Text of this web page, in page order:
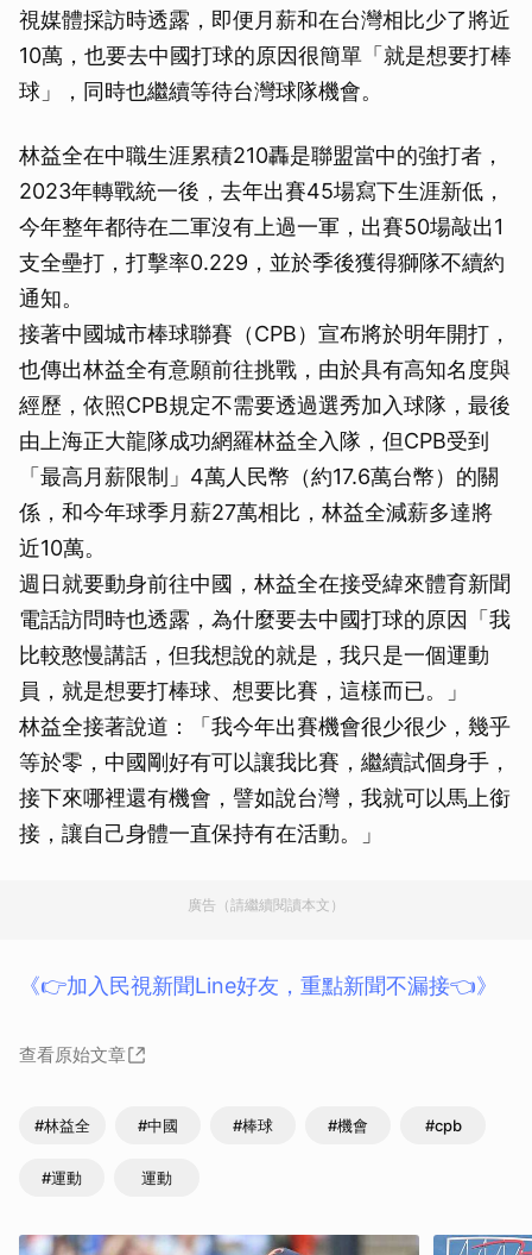
視媒體採訪時透露，即便月薪和在台灣相比少了將近
10萬，也要去中國打球的原因很簡單「就是想要打棒
球」，同時也繼續等待台灣球隊機會。
林益全在中職生涯累積210轟是聯盟當中的強打者，
2023年轉戰統一後，去年出賽45場寫下生涯新低，
今年整年都待在二軍沒有上過一軍，出賽50場敲出1
支全壘打，打擊率0.229，並於季後獲得獅隊不續約
通知。
接著中國城市棒球聯賽（CPB）宣布將於明年開打，
也傳出林益全有意願前往挑戰，由於具有高知名度與
經歷，依照CPB規定不需要透過選秀加入球隊，最後
由上海正大龍隊成功網羅林益全入隊，但CPB受到
「最高月薪限制」4萬人民幣（約17.6萬台幣）的關
係，和今年球季月薪27萬相比，林益全減薪多達將
近10萬。
週日就要動身前往中國，林益全在接受緯來體育新聞
電話訪問時也透露，為什麼要去中國打球的原因「我
比較憨慢講話，但我想說的就是，我只是一個運動
員，就是想要打棒球、想要比賽，這樣而已。」
林益全接著說道：「我今年出賽機會很少很少，幾乎
等於零，中國剛好有可以讓我比賽，繼續試個身手，
接下來哪裡還有機會，譬如說台灣，我就可以馬上銜
接，讓自己身體一直保持有在活動。」
廣告（請繼續閱讀本文）
《👉加入民視新聞Line好友，重點新聞不漏接👈》
查看原始文章
#林益全 #中國 #棒球 #機會 #cpb
#運動 運動